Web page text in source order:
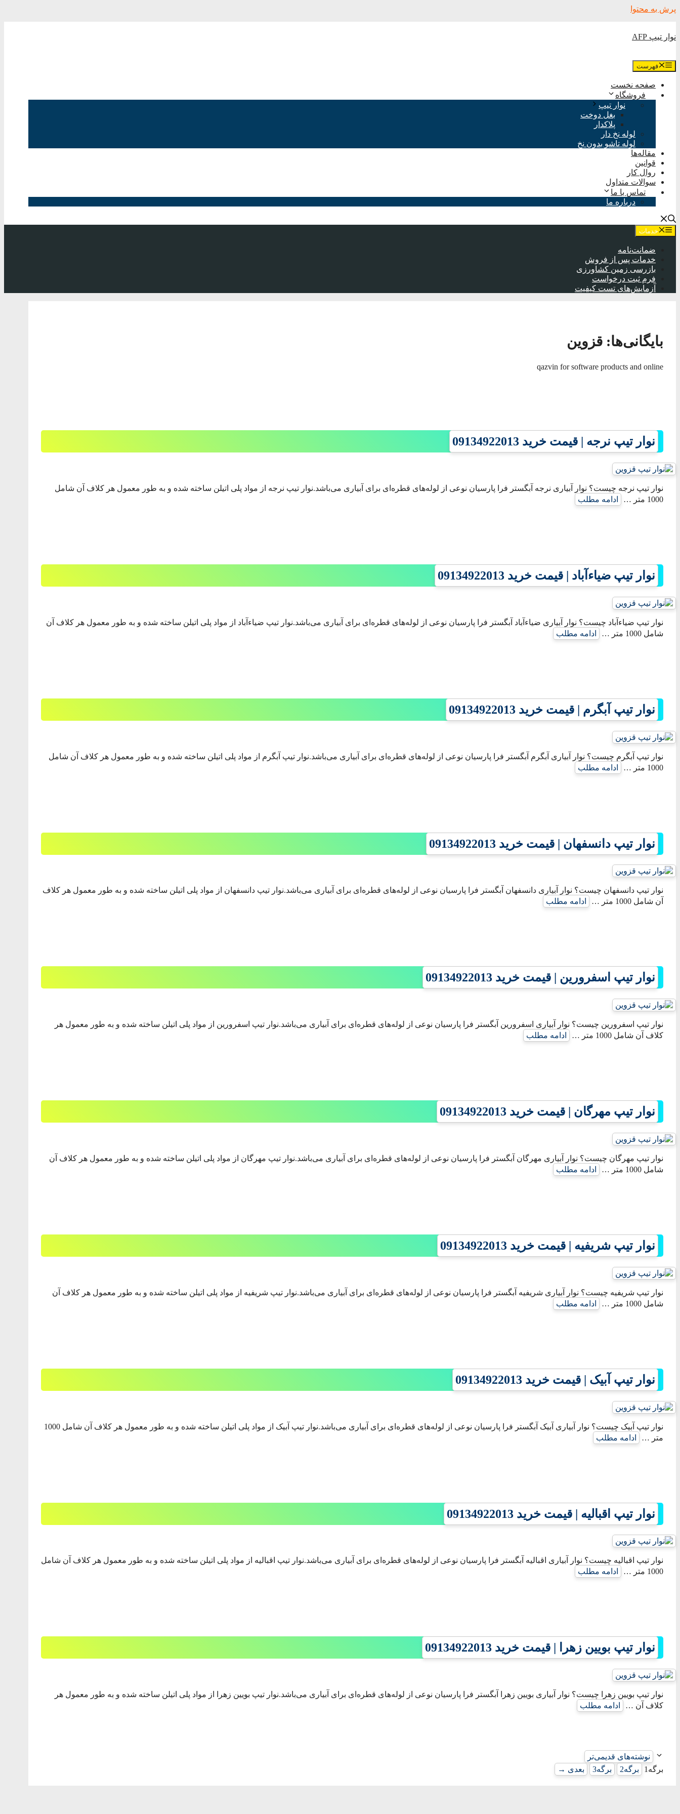
پرش به محتوا
نوار تیپ AFP
فهرست
صفحه نخست
فروشگاه
نوار تیپ
بغل دوخت
پلاکدار
لوله نخ دار
لوله تاشو بدون نخ
مقاله‌ها
قوانین
روال کار
سوالات متداول
تماس با ما
درباره ما
خدمات
ضمانت‌نامه
خدمات پس از فروش
بازرسی زمین کشاورزی
فرم ثبت درخواست
آزمایش‌های تست کیفیت
بایگانی‌ها: قزوین
qazvin for software products and online
نوار تیپ نرجه | قیمت خرید 09134922013
نوار تیپ نرجه چیست؟ نوار آبیاری نرجه آبگستر فرا پارسیان نوعی از لوله‌های قطره‌ای برای آبیاری می‌باشد.نوار تیپ نرجه از مواد پلی اتیلن ساخته شده و به طور معمول هر کلاف آن شامل
1000 متر …
ادامه مطلب
نوار تیپ ضیاءآباد | قیمت خرید 09134922013
نوار تیپ ضیاءآباد چیست؟ نوار آبیاری ضیاءآباد آبگستر فرا پارسیان نوعی از لوله‌های قطره‌ای برای آبیاری می‌باشد.نوار تیپ ضیاءآباد از مواد پلی اتیلن ساخته شده و به طور معمول هر کلاف آن
شامل 1000 متر …
ادامه مطلب
نوار تیپ آبگرم | قیمت خرید 09134922013
نوار تیپ آبگرم چیست؟ نوار آبیاری آبگرم آبگستر فرا پارسیان نوعی از لوله‌های قطره‌ای برای آبیاری می‌باشد.نوار تیپ آبگرم از مواد پلی اتیلن ساخته شده و به طور معمول هر کلاف آن شامل
1000 متر …
ادامه مطلب
نوار تیپ دانسفهان | قیمت خرید 09134922013
نوار تیپ دانسفهان چیست؟ نوار آبیاری دانسفهان آبگستر فرا پارسیان نوعی از لوله‌های قطره‌ای برای آبیاری می‌باشد.نوار تیپ دانسفهان از مواد پلی اتیلن ساخته شده و به طور معمول هر کلاف
آن شامل 1000 متر …
ادامه مطلب
نوار تیپ اسفرورین | قیمت خرید 09134922013
نوار تیپ اسفرورین چیست؟ نوار آبیاری اسفرورین آبگستر فرا پارسیان نوعی از لوله‌های قطره‌ای برای آبیاری می‌باشد.نوار تیپ اسفرورین از مواد پلی اتیلن ساخته شده و به طور معمول هر
کلاف آن شامل 1000 متر …
ادامه مطلب
نوار تیپ مهرگان | قیمت خرید 09134922013
نوار تیپ مهرگان چیست؟ نوار آبیاری مهرگان آبگستر فرا پارسیان نوعی از لوله‌های قطره‌ای برای آبیاری می‌باشد.نوار تیپ مهرگان از مواد پلی اتیلن ساخته شده و به طور معمول هر کلاف آن
شامل 1000 متر …
ادامه مطلب
نوار تیپ شریفیه | قیمت خرید 09134922013
نوار تیپ شریفیه چیست؟ نوار آبیاری شریفیه آبگستر فرا پارسیان نوعی از لوله‌های قطره‌ای برای آبیاری می‌باشد.نوار تیپ شریفیه از مواد پلی اتیلن ساخته شده و به طور معمول هر کلاف آن
شامل 1000 متر …
ادامه مطلب
نوار تیپ آبیک | قیمت خرید 09134922013
نوار تیپ آبیک چیست؟ نوار آبیاری آبیک آبگستر فرا پارسیان نوعی از لوله‌های قطره‌ای برای آبیاری می‌باشد.نوار تیپ آبیک از مواد پلی اتیلن ساخته شده و به طور معمول هر کلاف آن شامل 1000
متر …
ادامه مطلب
نوار تیپ اقبالیه | قیمت خرید 09134922013
نوار تیپ اقبالیه چیست؟ نوار آبیاری اقبالیه آبگستر فرا پارسیان نوعی از لوله‌های قطره‌ای برای آبیاری می‌باشد.نوار تیپ اقبالیه از مواد پلی اتیلن ساخته شده و به طور معمول هر کلاف آن شامل
1000 متر …
ادامه مطلب
نوار تیپ بویین زهرا | قیمت خرید 09134922013
نوار تیپ بویین زهرا چیست؟ نوار آبیاری بویین زهرا آبگستر فرا پارسیان نوعی از لوله‌های قطره‌ای برای آبیاری می‌باشد.نوار تیپ بویین زهرا از مواد پلی اتیلن ساخته شده و به طور معمول هر
کلاف آن …
ادامه مطلب
نوشته‌های قدیمی‌تر
برگه 1 برگه2 برگه3 بعدی →